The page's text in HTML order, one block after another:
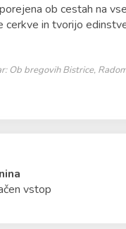
ob cestah na
cerkve in tvorijo
Ob bregovih Bistrice,
vstop